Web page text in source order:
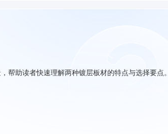
帮助读者快速理解两种镀层板材的特点与选择要点。